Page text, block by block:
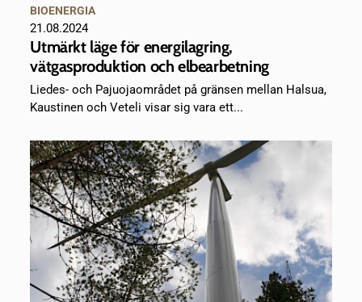
BIOENERGIA
21.08.2024
Utmärkt läge för energilagring,
vätgasproduktion och elbearbetning
Liedes- och Pajuojaområdet på gränsen mellan Halsua,
Kaustinen och Veteli visar sig vara ett...